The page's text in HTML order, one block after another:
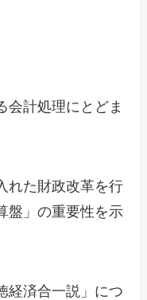
会計処理にとどま
れた財政改革を行
盤」の重要性を示
経済合一説」につ